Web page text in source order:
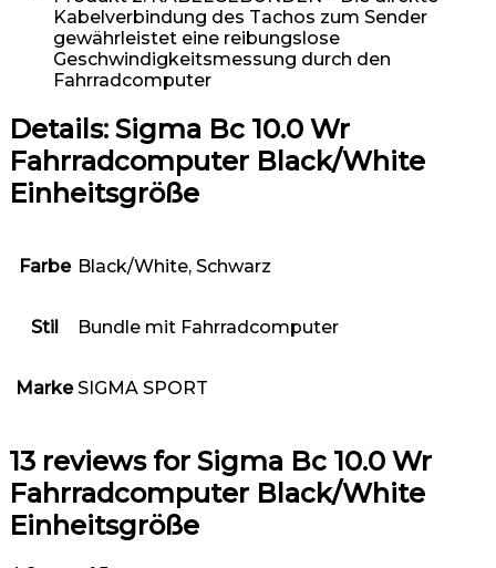
Kabelverbindung des Tachos zum Sender
gewährleistet eine reibungslose
Geschwindigkeitsmessung durch den
Fahrradcomputer
Details: Sigma Bc 10.0 Wr
Fahrradcomputer Black/White
Einheitsgröße
Farbe ‎Black/White, Schwarz
Stil ‎Bundle mit Fahrradcomputer
Marke ‎SIGMA SPORT
13 reviews for Sigma Bc 10.0 Wr
Fahrradcomputer Black/White
Einheitsgröße